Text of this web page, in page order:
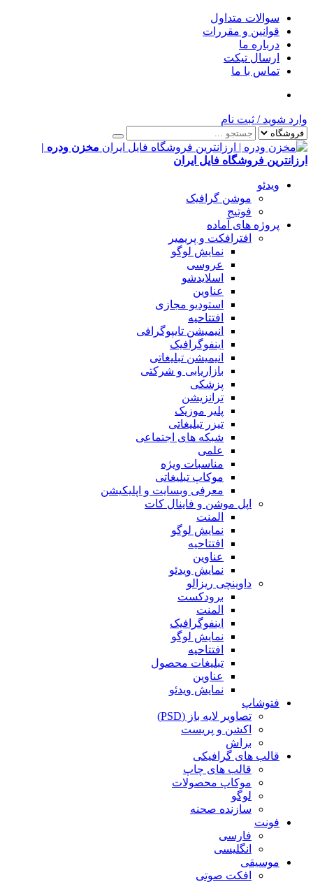
سوالات متداول
قوانین و مقررات
درباره ما
ارسال تیکت
تماس با ما
وارد شوید / ثبت نام
مخزن ودره |
ارزانترین فروشگاه فایل ایران
ویدئو
موشن گرافیک
فوتیج
پروژه های آماده
افترافکت و پریمیر
نمایش لوگو
عروسی
اسلایدشو
عناوین
استودیو مجازی
افتتاحیه
انیمیشن تایپوگرافی
اینفوگرافیک
انیمیشن تبلیغاتی
بازاریابی و شرکتی
پزشکی
ترانزیشن
پلیر موزیک
تیزر تبلیغاتی
شبکه های اجتماعی
علمی
مناسبات ویژه
موکاپ تبلیغاتی
معرفی وبسایت و اپلیکیشن
اپل موشن و فاینال کات
المنت
نمایش لوگو
افتتاحیه
عناوین
نمایش ویدئو
داوینچی ریزالو
برودکست
المنت
اینفوگرافیک
نمایش لوگو
افتتاحیه
تبلیغات محصول
عناوین
نمایش ویدئو
فتوشاپ
تصاویر لایه باز (PSD)
اکشن و پریست
براش
قالب های گرافیکی
قالب های چاپ
موکاپ محصولات
لوگو
سازنده صحنه
فونت
فارسی
انگلیسی
موسیقی
افکت صوتی